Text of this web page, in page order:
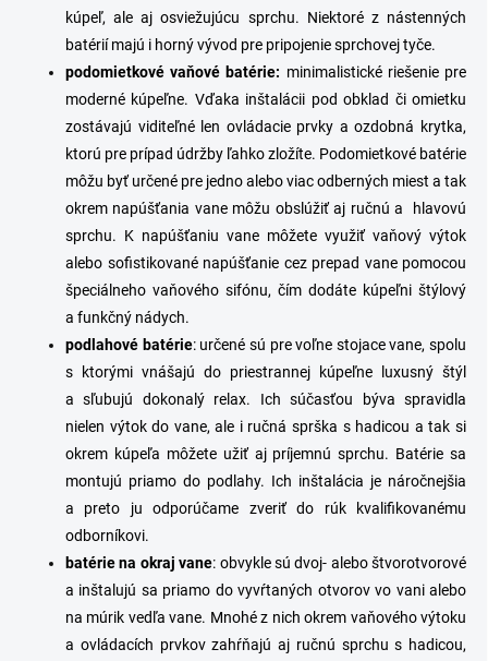
kúpeľ, ale aj osviežujúcu sprchu. Niektoré z nástenných
batérií majú i horný vývod pre pripojenie sprchovej tyče.
podomietkové vaňové batérie: minimalistické riešenie pre
moderné kúpeľne. Vďaka inštalácii pod obklad či omietku
zostávajú viditeľné len ovládacie prvky a ozdobná krytka,
ktorú pre prípad údržby ľahko zložíte. Podomietkové batérie
môžu byť určené pre jedno alebo viac odberných miest a tak
okrem napúšťania vane môžu obslúžiť aj ručnú a hlavovú
sprchu. K napúšťaniu vane môžete využiť vaňový výtok
alebo sofistikované napúšťanie cez prepad vane pomocou
špeciálneho vaňového sifónu, čím dodáte kúpeľni štýlový
a funkčný nádych.
podlahové batérie: určené sú pre voľne stojace vane, spolu
s ktorými vnášajú do priestrannej kúpeľne luxusný štýl
a sľubujú dokonalý relax. Ich súčasťou býva spravidla
nielen výtok do vane, ale i ručná sprška s hadicou a tak si
okrem kúpeľa môžete užiť aj príjemnú sprchu. Batérie sa
montujú priamo do podlahy. Ich inštalácia je náročnejšia
a preto ju odporúčame zveriť do rúk kvalifikovanému
odborníkovi.
batérie na okraj vane: obvykle sú dvoj- alebo štvorotvorové
a inštalujú sa priamo do vyvŕtaných otvorov vo vani alebo
na múrik vedľa vane. Mnohé z nich okrem vaňového výtoku
a ovládacích prvkov zahŕňajú aj ručnú sprchu s hadicou,